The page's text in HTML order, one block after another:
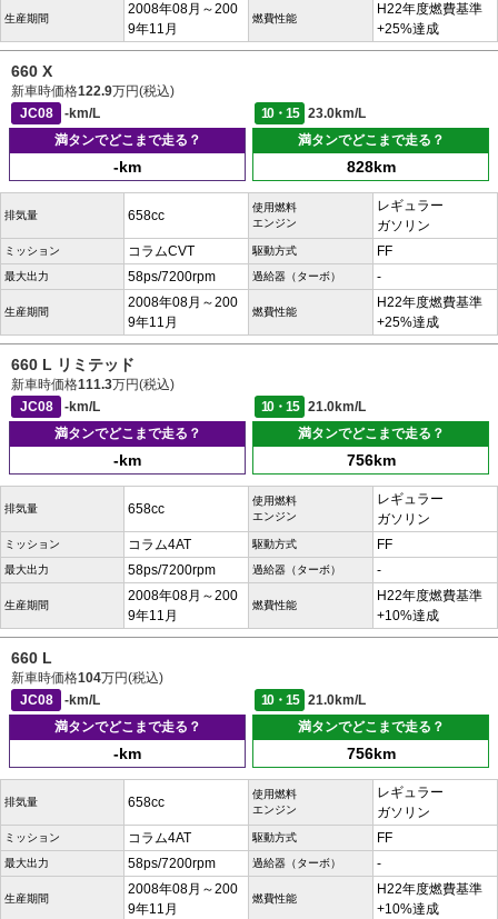
生産期間
2008年08月～200
9年11月
燃費性能
H22年度燃費基準
+25%達成
660 X
新車時価格122.9万円(税込)
JC08
-km/L 10・15
23.0km/L
満タンでどこまで走る？
-km
満タンでどこまで走る？
828km
排気量 658cc
使用燃料
エンジン
レギュラー
ガソリン
ミッション コラムCVT 駆動方式 FF
最大出力 58ps/7200rpm 過給器（ターボ） -
生産期間
2008年08月～200
9年11月
燃費性能
H22年度燃費基準
+25%達成
660 L リミテッド
新車時価格111.3万円(税込)
JC08
-km/L 10・15
21.0km/L
満タンでどこまで走る？
-km
満タンでどこまで走る？
756km
排気量 658cc
使用燃料
エンジン
レギュラー
ガソリン
ミッション コラム4AT 駆動方式 FF
最大出力 58ps/7200rpm 過給器（ターボ） -
生産期間
2008年08月～200
9年11月
燃費性能
H22年度燃費基準
+10%達成
660 L
新車時価格104万円(税込)
JC08
-km/L 10・15
21.0km/L
満タンでどこまで走る？
-km
満タンでどこまで走る？
756km
排気量 658cc
使用燃料
エンジン
レギュラー
ガソリン
ミッション コラム4AT 駆動方式 FF
最大出力 58ps/7200rpm 過給器（ターボ） -
生産期間
2008年08月～200
9年11月
燃費性能
H22年度燃費基準
+10%達成